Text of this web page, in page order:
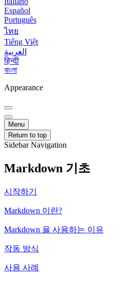
Español
Português
ไทย
Tiếng Việt
العربية
हिन्दी
বাংলা
Appearance
Menu
Return to top
Sidebar Navigation
Markdown 기초
시작하기
Markdown 이란?
Markdown 을 사용하는 이유
작동 방식
사용 사례